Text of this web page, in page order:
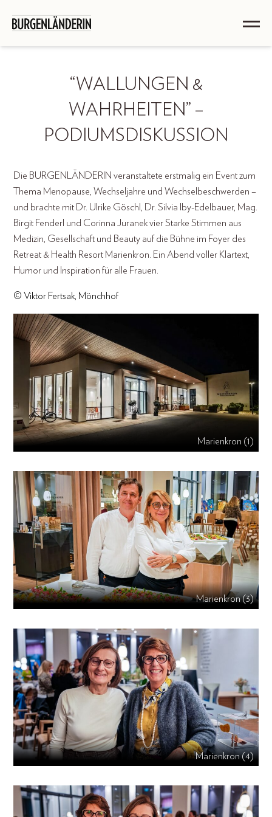
“WALLUNGEN &
WAHRHEITEN” –
PODIUMSDISKUSSION
Die BURGENLÄNDERIN veranstaltete erstmalig ein Event zum
Thema Menopause, Wechseljahre und Wechselbeschwerden –
und brachte mit Dr. Ulrike Göschl, Dr. Silvia Iby-Edelbauer, Mag.
Birgit Fenderl und Corinna Juranek vier Starke Stimmen aus
Medizin, Gesellschaft und Beauty auf die Bühne im Foyer des
Retreat & Health Resort Marienkron. Ein Abend voller Klartext,
Humor und Inspiration für alle Frauen.
© Viktor Fertsak, Mönchhof
Marienkron (1)
Marienkron (3)
Marienkron (4)